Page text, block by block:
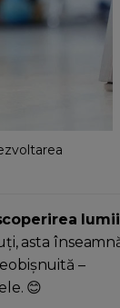
lumii
asta
–
😊